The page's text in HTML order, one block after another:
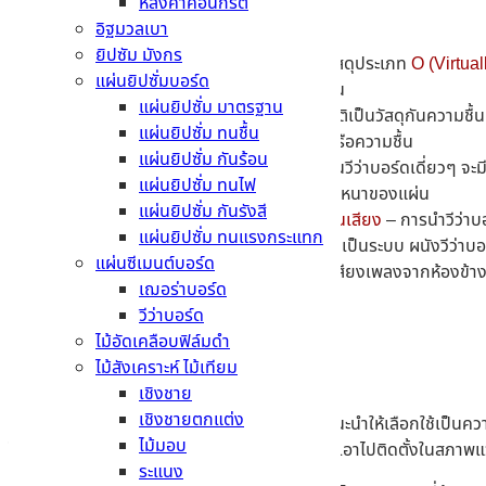
อิฐมวลเบา
ยิปซัม มังกร
แผ่นยิปซั่มบอร์ด
แผ่นยิปซั่ม มาตรฐาน
แผ่นยิปซั่ม ทนชื้น
แผ่นยิปซั่ม กันร้อน
แผ่นยิปซั่ม ทนไฟ
แผ่นยิปซั่ม กันรังสี
แผ่นยิปซั่ม ทนแรงกระแทก
แผ่นซีเมนต์บอร์ด
เฌอร่าบอร์ด
วีว่าบอร์ด
ไม้อัดเคลือบฟิล์มดำ
ไม้สังเคราะห์ ไม้เทียม
เชิงชาย
เชิงชายตกแต่ง
ไม้มอบ
ระแนง
องค์การระดับสากลดังนี้
คุณสมบัติการทนไฟ
– วีว่าบอร์ด จัดเป็นวัสดุประเภท O
ความปลอดภัยและให้เวลาในการอพยพผู้คน
คุณสมบัติการกันน้ำ– ตัวบอร์ดมีคุณสมบัติเป็นวัสดุกันความชื้
ใช้งานภายนอกอาคารที่ต้องสัมผัสกับฝนหรือความชื้น
คุณสมบัติการป้องกันเสียง– แม้ว่าตัวแผ่นวีว่าบอร์ดเดี่ยวๆ จะมี
มหาศาล โดยจะเพิ่มขึ้นขึ้นอยู่กับระดับความหนาของแผ่น
ติดตั้งร่วมกับโครงคร่าวและฉนวนกันเสียง – การนำวีว่า
ค่า STC ที่โดดเด่น– เมื่อติดตั้งแบบเป็นระบบ ผนังวีว่าบ
เช่น เสียงคุยกันปกติ เสียงทีวี หรือเสียงเพลงจากห้องข้า
ความหนาที่ใช้ในงานได้หลากหลายมากที่สุด เราแนะนำให้เลือกใช้เ
ได้ นอกจากนี้ยังมีความทนทานสูง จึงสามารถนำเอาไปติดตั้งในสภา